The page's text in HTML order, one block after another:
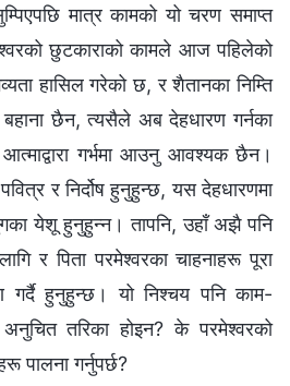
मात्र कामको यो चरण समाप्त
छुटकाराको कामले आज पहिलेको
हासिल गरेको छ, र शैतानका निम्ति
छैन, त्यसैले अब देहधारण गर्नका
आत्माद्वारा गर्भमा आउनु आवश्यक छैन।
र निर्दोष हुनुहुन्छ, यस देहधारणमा
येशू हुनुहुन्न। तापनि, उहाँ अझै पनि
र पिता परमेश्‍वरका चाहनाहरू पूरा
गर्दै हुनुहुन्छ। यो निश्‍चय पनि काम-
तरिका होइन? के परमेश्‍वरको
पालना गर्नुपर्छ?